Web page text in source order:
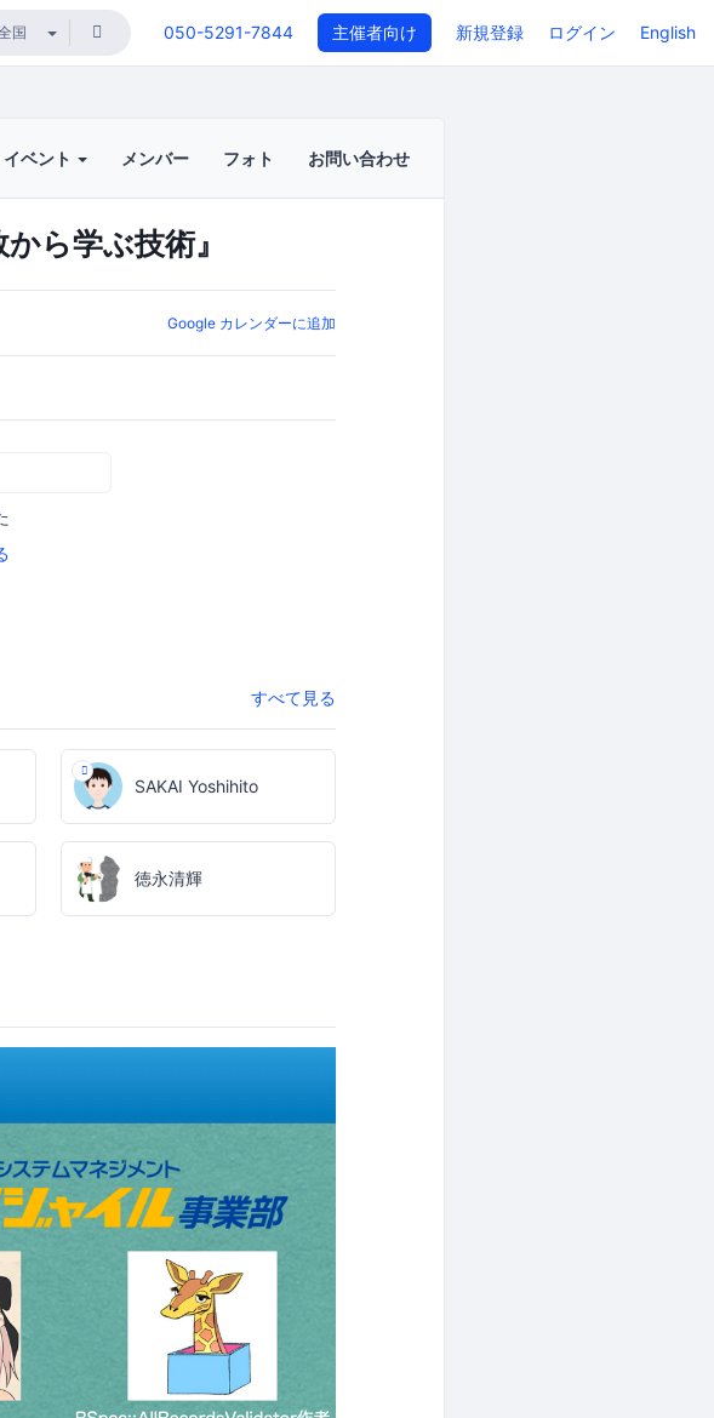
050-5291-7844 主催者向け 新規登録 ログイン English
イベント メンバー フォト お問い合わせ
ら学ぶ技術』
Google カレンダーに追加
すべて見る
SAKAI Yoshihito
徳永清輝